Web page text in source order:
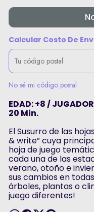
Calcular Costo De
No sé mi código postal
EDAD: +8 /
20 Min.
El Susurro de las
& write” cuya
hoja de juego
cada una de las
verano, otoño e
sus cambios en
árboles, plantas o
juego diferentes!